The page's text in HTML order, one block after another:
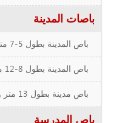
باصات المدينة
باص المدينة بطول 5-7 متر
باص المدينة بطول 8-12 متر
باص مدينة بطول 13 متر وما فوق